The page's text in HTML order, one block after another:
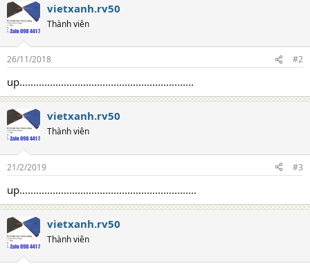
vietxanh.rv50
Thành viên
26/11/2018 #2
up...............................................................
vietxanh.rv50
Thành viên
21/2/2019 #3
up................................................................
vietxanh.rv50
Thành viên